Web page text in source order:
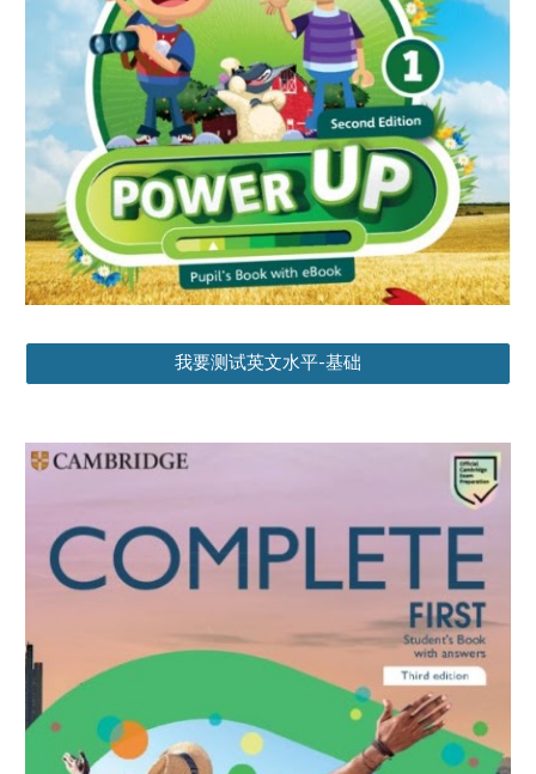
我要测试英文水平-基础